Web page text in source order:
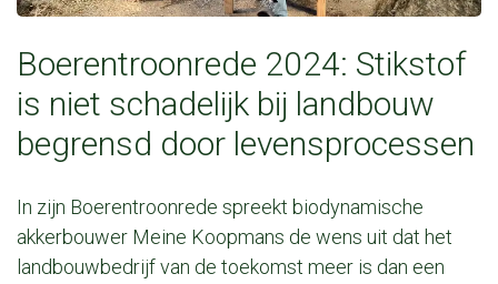
Boerentroonrede 2024: Stikstof
is niet schadelijk bij landbouw
begrensd door levensprocessen
In zijn Boerentroonrede spreekt biodynamische
akkerbouwer Meine Koopmans de wens uit dat het
landbouwbedrijf van de toekomst meer is dan een